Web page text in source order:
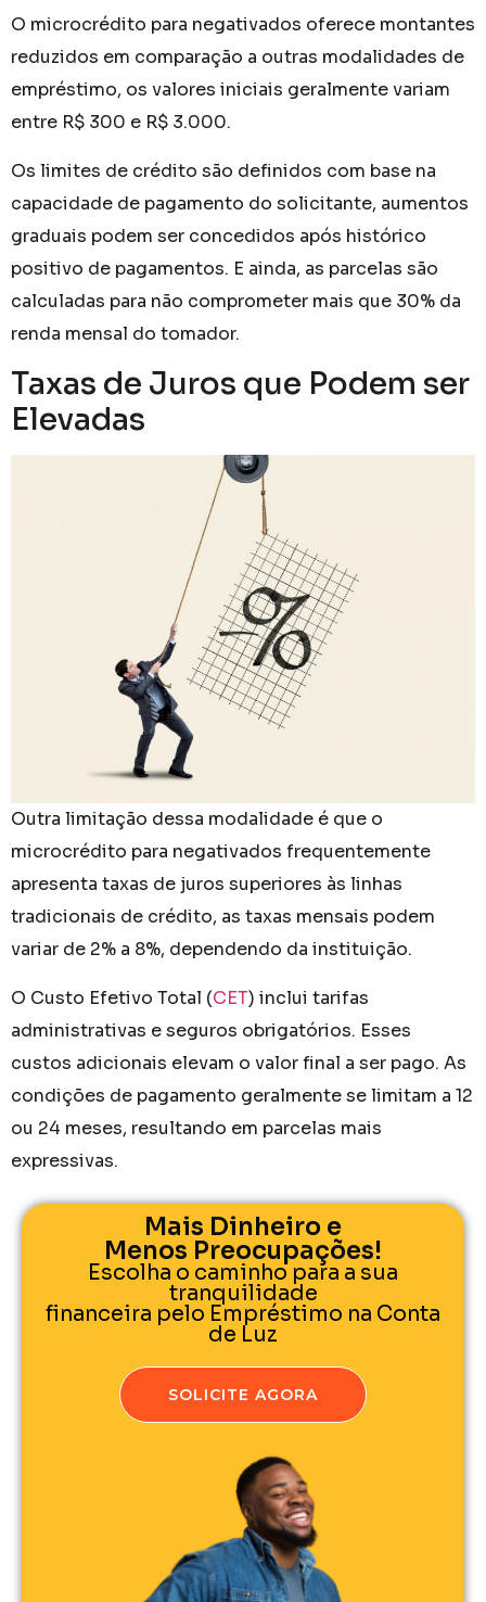
O microcrédito para negativados oferece montantes
reduzidos em comparação a outras modalidades de
empréstimo, os valores iniciais geralmente variam
entre R$ 300 e R$ 3.000.
Os limites de crédito são definidos com base na
capacidade de pagamento do solicitante, aumentos
graduais podem ser concedidos após histórico
positivo de pagamentos. E ainda, as parcelas são
calculadas para não comprometer mais que 30% da
renda mensal do tomador.
Taxas de Juros que Podem ser
Elevadas
Outra limitação dessa modalidade é que o
microcrédito para negativados frequentemente
apresenta taxas de juros superiores às linhas
tradicionais de crédito, as taxas mensais podem
variar de 2% a 8%, dependendo da instituição.
O Custo Efetivo Total (CET) inclui tarifas
administrativas e seguros obrigatórios. Esses
custos adicionais elevam o valor final a ser pago. As
condições de pagamento geralmente se limitam a 12
ou 24 meses, resultando em parcelas mais
expressivas.
Mais Dinheiro e
Menos Preocupações!
Escolha o caminho para a sua
tranquilidade
financeira pelo Empréstimo na Conta
de Luz
SOLICITE AGORA